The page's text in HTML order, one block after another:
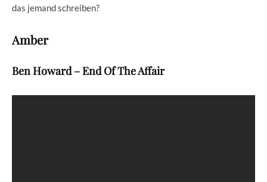
das jemand schreiben?
Amber
Ben Howard – End Of The Affair